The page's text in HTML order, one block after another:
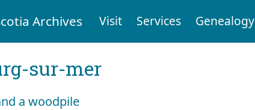
Archives Visit Services Genealogy
sur-mer
a woodpile